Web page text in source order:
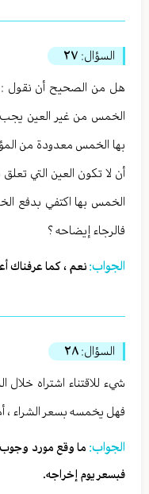
السؤال: ٢٧
هل من الصحيح أن نقول :
أن لا تكون العين التي
الخمس بها اكتفي بدفع
فالرجاء إيضاحه ؟
الجواب: نعم ، كما عرفناك
السؤال: ٢٨
شيء للاقتناء اشتراه
فهل يخمسه بسعر الشراء ،
الجواب: ما وقع مورد
فبسعر يوم إخراجه.